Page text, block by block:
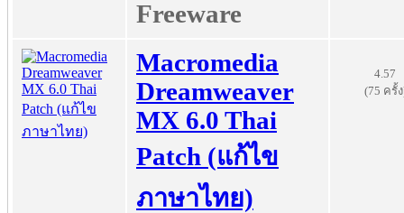
Freeware
Macromedia
Dreamweaver
MX 6.0 Thai
Patch (แก้ไข
ภาษาไทย)
4.57
(75 ครั้